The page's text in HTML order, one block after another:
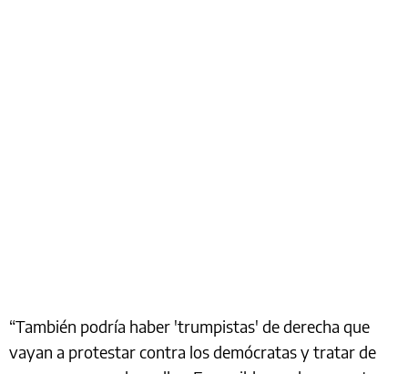
“También podría haber 'trumpistas' de derecha que
vayan a protestar contra los demócratas y tratar de